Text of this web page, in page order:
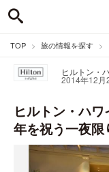
TOP 旅の情報を探す
ヒルトン・
2014年12月
ヒルトン・ハ
年を祝う一夜